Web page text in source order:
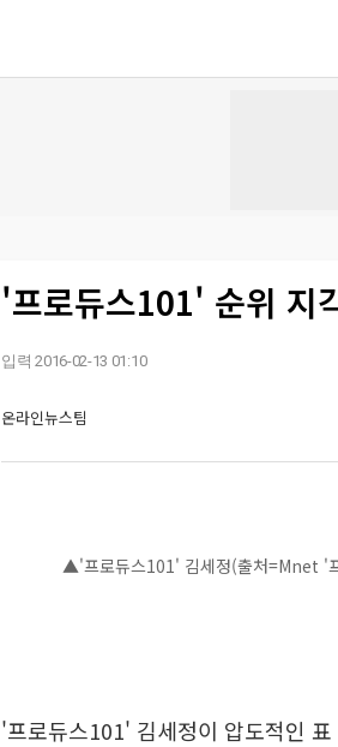
'프로듀스101' 순위 지
입력 2016-02-13 01:10
온라인뉴스팀
▲'프로듀스101' 김세정(출처=Mnet '
'프로듀스101' 김세정이 압도적인